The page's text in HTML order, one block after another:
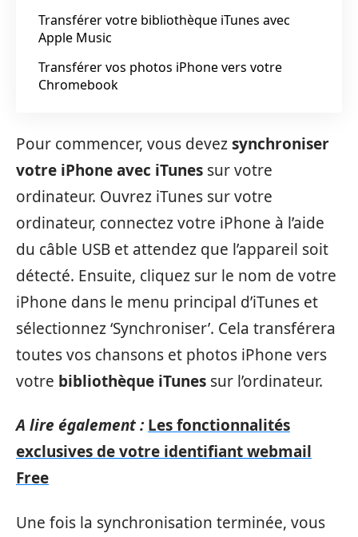
Transférer votre bibliothèque iTunes avec
Apple Music
Transférer vos photos iPhone vers votre
Chromebook
Pour commencer, vous devezsynchroniser
votre iPhone avec iTunes sur votre
ordinateur. Ouvrez iTunes sur votre
ordinateur, connectez votre iPhone à l’aide
du câble USB et attendez que l’appareil soit
détecté. Ensuite, cliquez sur le nom de votre
iPhone dans le menu principal d’iTunes et
sélectionnez ‘Synchroniser’. Cela transférera
toutes vos chansons et photos iPhone vers
votre bibliothèque iTunes sur l’ordinateur.
A lire également : Les fonctionnalités
exclusives de votre identifiant webmail
Free
Une fois la synchronisation terminée, vous